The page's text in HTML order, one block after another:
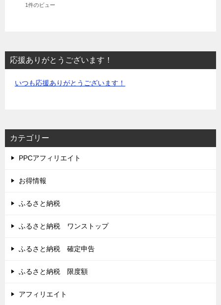
1件のビュー
応援ありがとうございます！
いつも応援ありがとうございます！
カテゴリー
PPCアフィリエイト
お得情報
ふるさと納税
ふるさと納税 ワンストップ
ふるさと納税 確定申告
ふるさと納税 限度額
アフィリエイト